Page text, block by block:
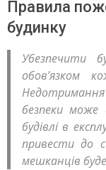
Правила
будинку
Убезпечити
обов’язком
безпеки
будівлі в
привести до
мешканців